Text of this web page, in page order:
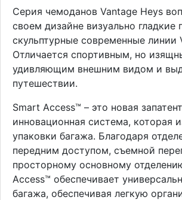
Серия чемоданов Vantage Heys
своем дизайне визуально гладкие
скульптурные современные линии
Отличается спортивным, но
удивляющим внешним видом и
путешествии.
Smart Access™ – это новая
инновационная система, которая
упаковки багажа. Благодаря
передним доступом, съемной
просторному основному
Access™ обеспечивает
багажа, обеспечивая легкую